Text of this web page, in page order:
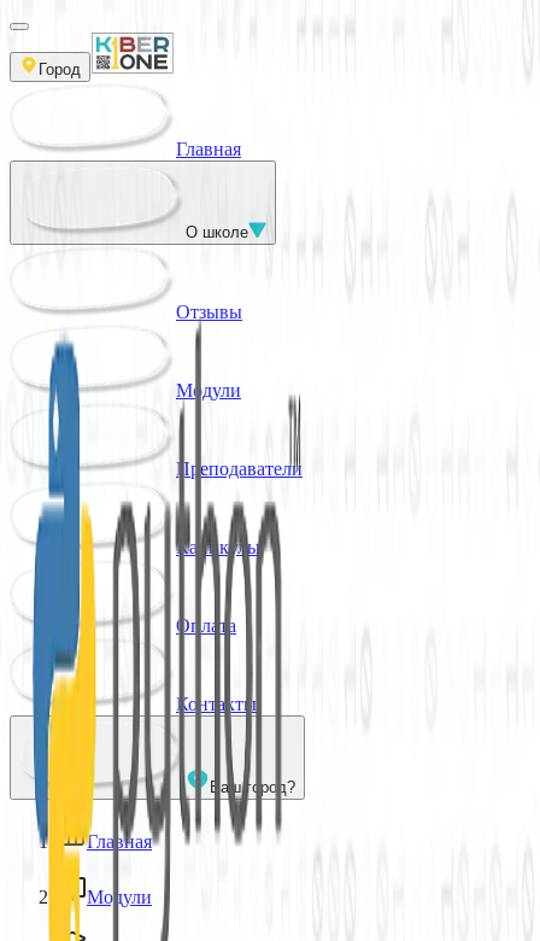
Город
Главная
О школе
Отзывы
Модули
Преподаватели
Каникулы
Оплата
Контакты
Ваш город?
Главная
Модули